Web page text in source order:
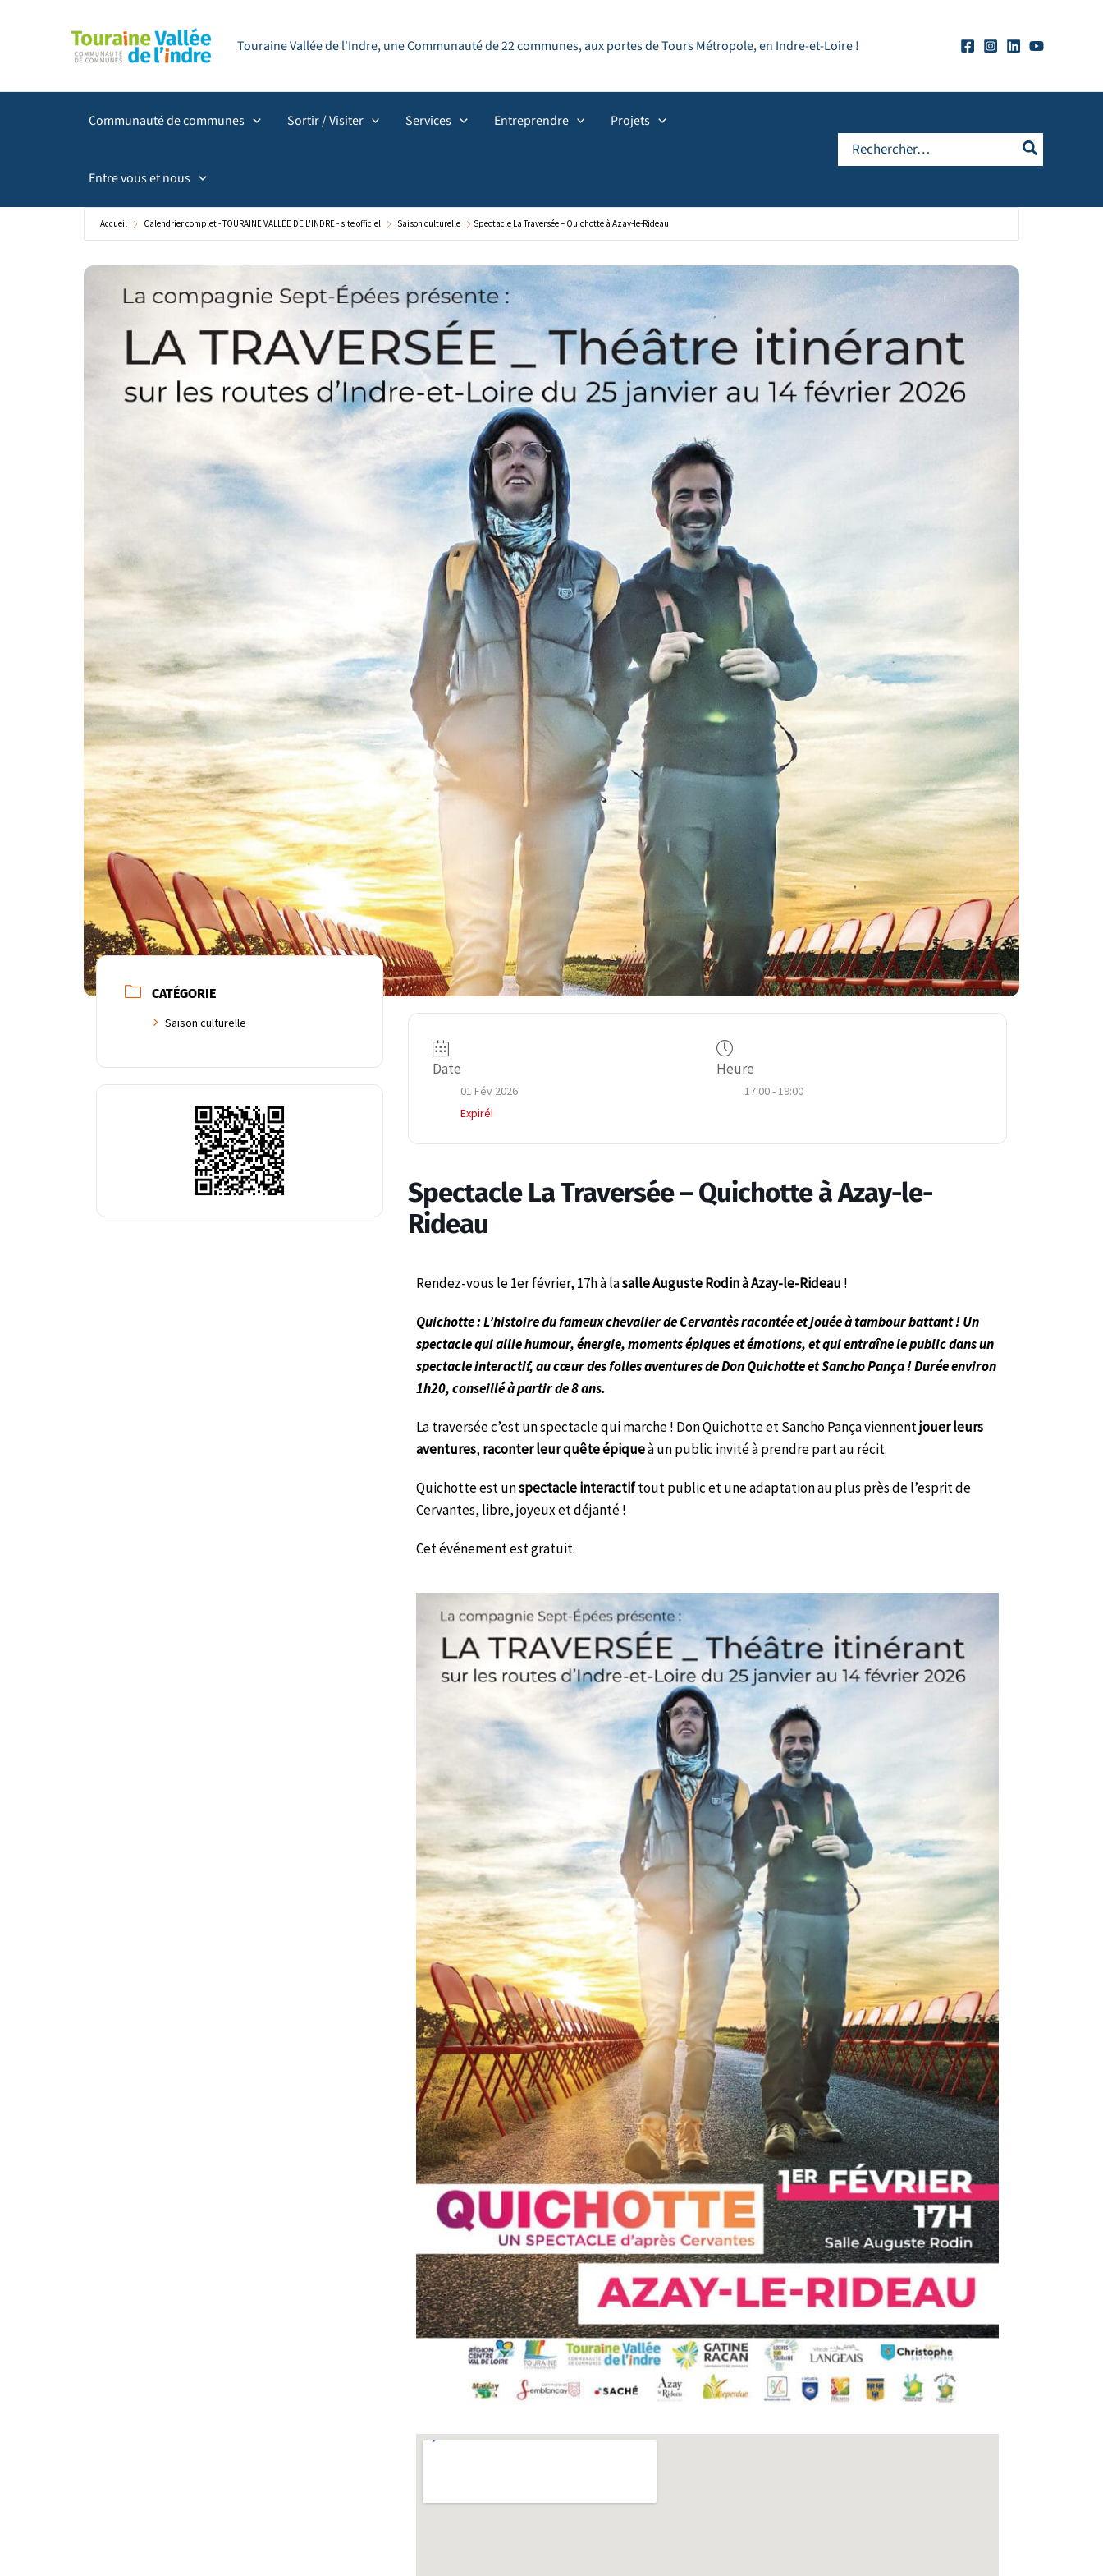
Touraine Vallée de l'Indre, une Communauté de 22 communes, aux portes de Tours Métropole, en Indre-et-Loire !
Communauté de communes Sortir / Visiter Services Entreprendre Projets
Entre vous et nous
Rechercher:
Accueil Calendrier complet - TOURAINE VALLÉE DE L'INDRE - site officiel Saison culturelle Spectacle La Traversée – Quichotte à Azay-le-Rideau
CATÉGORIE
Saison culturelle
Date
01 Fév 2026
Expiré!
Heure
17:00 - 19:00
Spectacle La Traversée – Quichotte à Azay-le-
Rideau
Rendez-vous le 1er février, 17h à lasalle Auguste Rodin à Azay-le-Rideau !
Quichotte : L’histoire du fameux chevalier de Cervantès racontée et jouée à tambour battant ! Un
spectacle qui allie humour, énergie, moments épiques et émotions, et qui entraîne le public dans un
spectacle interactif, au cœur des folles aventures de Don Quichotte et Sancho Pança ! Durée environ
1h20, conseillé à partir de 8 ans.
La traversée c’est un spectacle qui marche ! Don Quichotte et Sancho Pança viennentjouer leurs
aventures, raconter leur quête épiqueà un public invité à prendre part au récit.
Quichotte est unspectacle interactiftout public et une adaptation au plus près de l’esprit de
Cervantes, libre, joyeux et déjanté !
Cet événement est gratuit.